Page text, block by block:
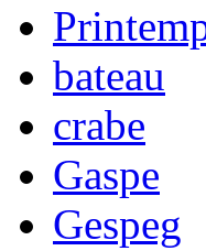
bateau
crabe
Gaspe
Gespeg